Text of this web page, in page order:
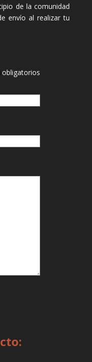
de la comunidad
envío al realizar tu
obligatorios